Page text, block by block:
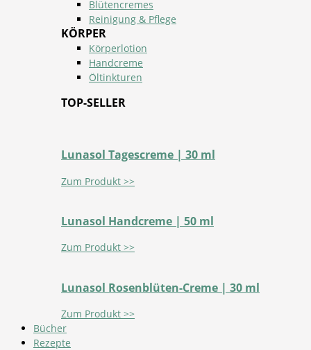
Blütencremes
Reinigung & Pflege
KÖRPER
Körperlotion
Handcreme
Öltinkturen
TOP-SELLER
Lunasol Tagescreme | 30 ml
Zum Produkt >>
Lunasol Handcreme | 50 ml
Zum Produkt >>
Lunasol Rosenblüten-Creme | 30 ml
Zum Produkt >>
Bücher
Rezepte